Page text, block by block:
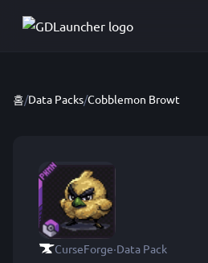
홈/Data Packs/Cobblemon Browt
CurseForge·Data Pack